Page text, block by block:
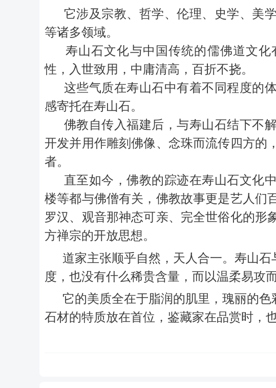
它涉及宗教、哲学、伦理、史学、美
等诸多领域。
寿山石文化与中国传统的儒佛道文
性，入世致用，中庸清高，百折不挠。
这些气质在寿山石中有着不同程度的
感寄托在寿山石。
佛教自传入福建后，与寿山石结下不
开发并用作雕刻佛像、念珠而流传四方的
者。
直至如今，佛教的踪迹在寿山石文化
楼等都与佛僧有关，佛教故事更是艺人们
罗汉、观音那神态可亲、完全世俗化的形
方禅宗的开放思想。
道家主张顺乎自然，天人合一。寿山石
度，也没有什么稀贵含量，而以温柔易攻而
它的美质全在于脂润的肌里，瑰丽的色
石材的特质放在首位，鉴藏家在品赏时，